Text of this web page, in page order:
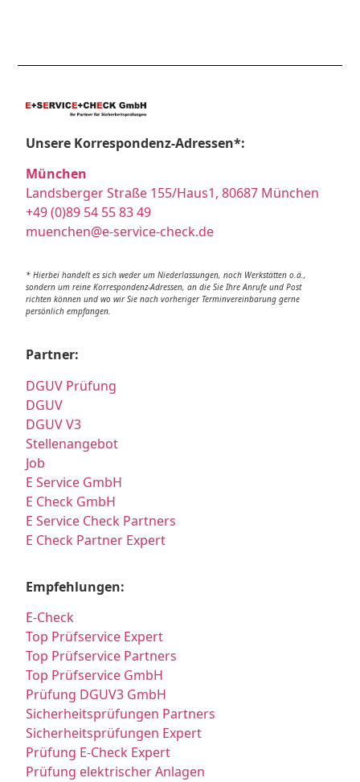
Unsere Korrespondenz-Adressen*:
München
Landsberger Straße 155/Haus1, 80687 München
+49 (0)89 54 55 83 49
muenchen@e-service-check.de
* Hierbei handelt es sich weder um Niederlassungen, noch Werkstätten o.ä.,
sondern um reine Korrespondenz-Adressen, an die Sie Ihre Anrufe und Post
richten können und wo wir Sie nach vorheriger Terminvereinbarung gerne
persönlich empfangen.
Partner:
DGUV Prüfung
DGUV
DGUV V3
Stellenangebot
Job
E Service GmbH
E Check GmbH
E Service Check Partners
E Check Partner Expert
Empfehlungen:
E-Check
Top Prüfservice Expert
Top Prüfservice Partners
Top Prüfservice GmbH
Prüfung DGUV3 GmbH
Sicherheitsprüfungen Partners
Sicherheitsprüfungen Expert
Prüfung E-Check Expert
Prüfung elektrischer Anlagen